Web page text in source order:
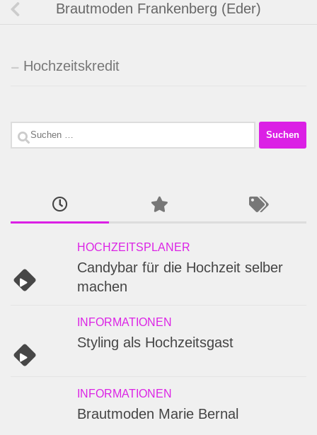
Brautmoden Frankenberg (Eder)
Hochzeitskredit
Suchen
HOCHZEITSPLANER
Candybar für die Hochzeit selber
machen
INFORMATIONEN
Styling als Hochzeitsgast
INFORMATIONEN
Brautmoden Marie Bernal